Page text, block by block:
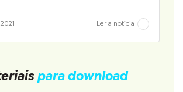
Ler a notícia
para download